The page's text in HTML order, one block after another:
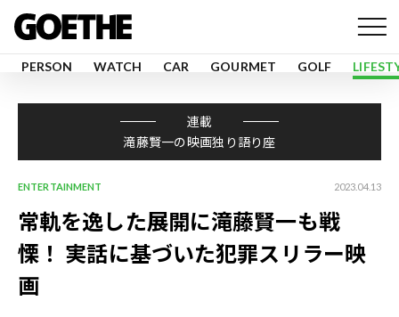
PERSON WATCH CAR GOURMET GOLF
連載
滝藤賢一の映画独り語り座
ENTERTAINMENT 2023.04.13
常軌を逸した展開に滝藤賢一も戦
慄！ 実話に基づいた犯罪スリラー映
画